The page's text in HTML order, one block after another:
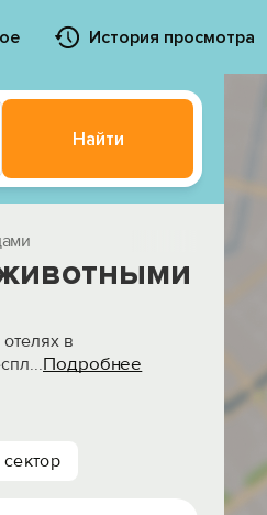
История просмотра
Найти
в
...Подробнее